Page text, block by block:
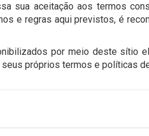
sua aceitação aos termos
e regras aqui previstos, é
por meio deste sítio
próprios termos e políticas